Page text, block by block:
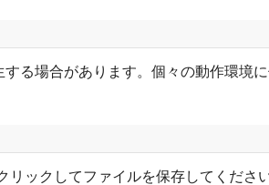
る場合があります。個々の動作環境
ックしてファイルを保存してください